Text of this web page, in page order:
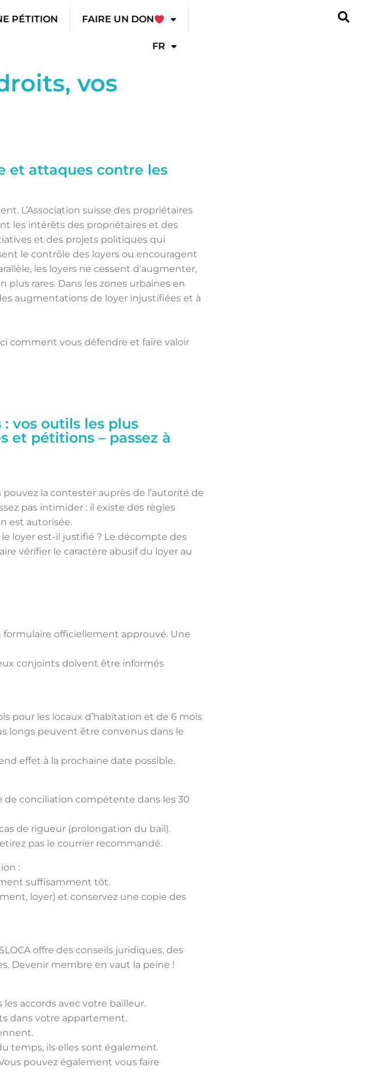
PÉTITION FAIRE UN DON
FR
vos
et attaques contre les
L’Association suisse des propriétaires
les intérêts des propriétaires et des
et des projets politiques qui
le contrôle des loyers ou encouragent
les loyers ne cessent d’augmenter,
rares. Dans les zones urbaines en
augmentations de loyer injustifiées et à
comment vous défendre et faire valoir
vos outils les plus
et pétitions – passez à
la contester auprès de l’autorité de
pas intimider : il existe des règles
est autorisée.
loyer est-il justifié ? Le décompte des
vérifier le caractère abusif du loyer au
formulaire officiellement approuvé. Une
conjoints doivent être informés
pour les locaux d’habitation et de 6 mois
longs peuvent être convenus dans le
effet à la prochaine date possible.
conciliation compétente dans les 30
de rigueur (prolongation du bail).
pas le courrier recommandé.
:
suffisamment tôt.
loyer) et conservez une copie des
offre des conseils juridiques, des
Devenir membre en vaut la peine !
accords avec votre bailleur.
dans votre appartement.
temps, ils·elles sont également
pouvez également vous faire